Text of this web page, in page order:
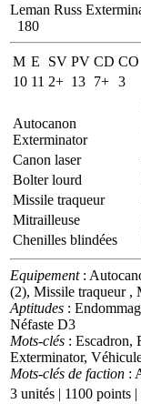
Leman Russ
180
M E SV PV CD CO
10 11 2+ 13 7+ 3
Autocanon
Exterminator
Canon laser
Bolter lourd
Missile traqueur
Mitrailleuse
Chenilles blindées
Equipement:
(2), Missile traqueur ,
Aptitudes :
Néfaste D3
Mots-clés : Escadron,
Exterminator,
Mots-clés de faction :
3 unités | 1100 points